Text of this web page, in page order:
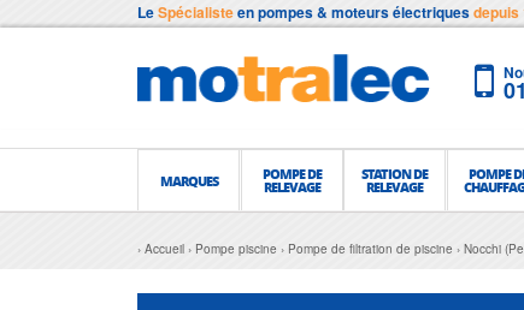
LeSpécialisteen pompes & moteurs électriquesdepuis
MARQUES POMPE DE
RELEVAGE
STATION DE
RELEVAGE
POMPE
Accueil Pompe piscine Pompe de filtration de piscine Nocchi